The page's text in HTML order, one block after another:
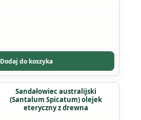
Dodaj do koszyka
Sandałowiec australijski
(Santalum Spicatum) olejek
eteryczny z drewna